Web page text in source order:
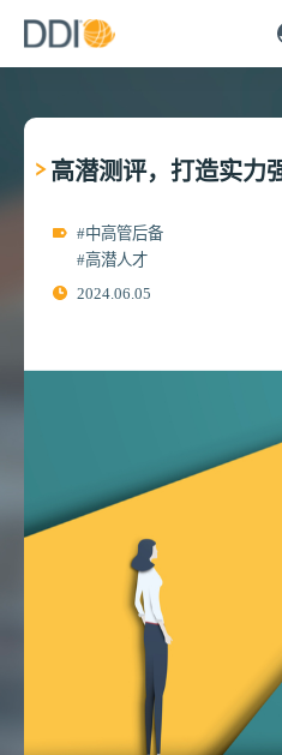
高潜测评，打造实力
#中高管后备
#高潜人才
2024.06.05